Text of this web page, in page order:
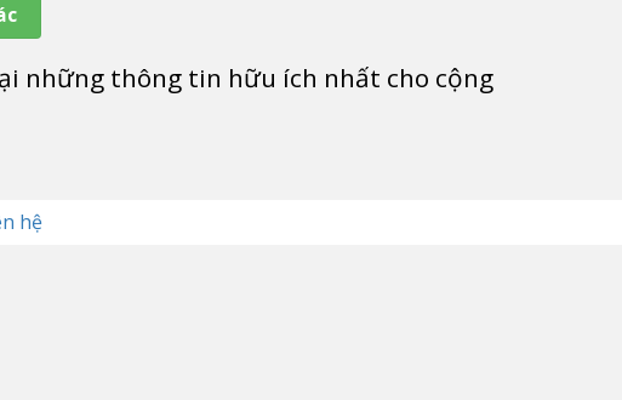
những thông tin hữu ích nhất cho cộng
hệ